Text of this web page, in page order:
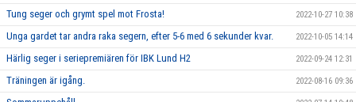
Tung seger och grymt spel mot Frosta! 2022-10-27 10:38
Unga gardet tar andra raka segern, efter 5-6 med 6 sekunder kvar. 2022-10-05 14:14
Härlig seger i seriepremiären för IBK Lund H2 2022-09-24 12:31
Träningen är igång. 2022-08-16 09:36